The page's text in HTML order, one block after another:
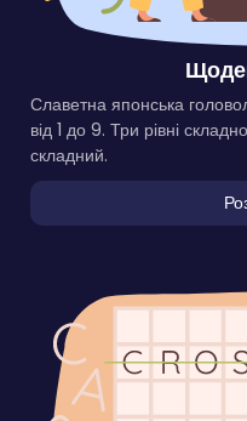
Славетна японська
від 1 до 9. Три рівні
складний.